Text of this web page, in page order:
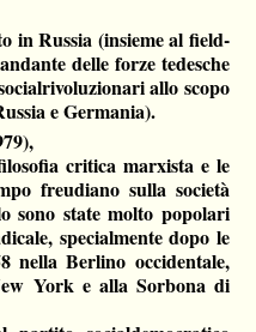
in Russia (insieme al field-
delle forze tedesche
allo scopo
e Germania).
critica marxista e le
freudiano sulla società
sono state molto popolari
specialmente dopo le
nella Berlino occidentale,
York e alla Sorbona di